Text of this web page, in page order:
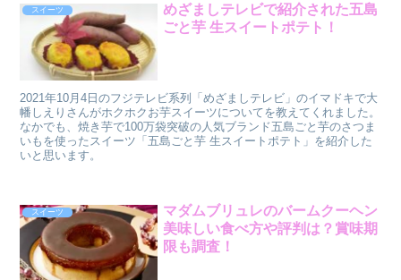
スイーツ
めざましテレビで紹介された五島
ごと芋 生スイートポテト！
2021年10月4日のフジテレビ系列「めざましテレビ」のイマドキで大
幡しえりさんがホクホクお芋スイーツについてを教えてくれました。
なかでも、焼き芋で100万袋突破の人気ブランド五島ごと芋のさつま
いもを使ったスイーツ「五島ごと芋 生スイートポテト」を紹介した
いと思います。
スイーツ
マダムブリュレのバームクーヘン
美味しい食べ方や評判は？賞味期
限も調査！